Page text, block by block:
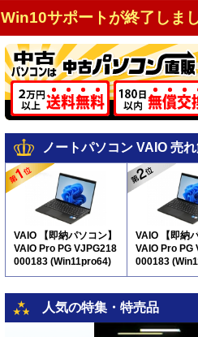
Win10サポートが終了しま
ノートパソコン VAIO 売
VAIO 【即納パソコン】
VAIO Pro PG VJPG218
000183 (Win11pro64)
5N12
VAIO 【即納
VAIO Pro PG
000183
5N12
人気の特集・特売品